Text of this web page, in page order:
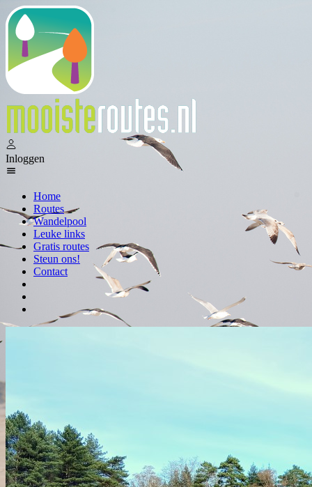
Inloggen
Home
Routes
Wandelpool
Leuke links
Gratis routes
Steun ons!
Contact